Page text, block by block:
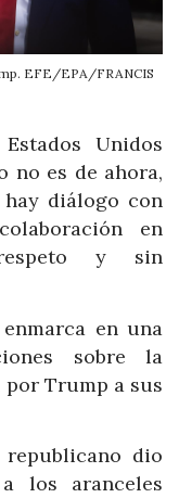
EFE/EPA/FRANCIS
Unidos
no es de ahora,
hay diálogo con
en
y sin
en una
sobre la
Trump a sus
dio
los aranceles